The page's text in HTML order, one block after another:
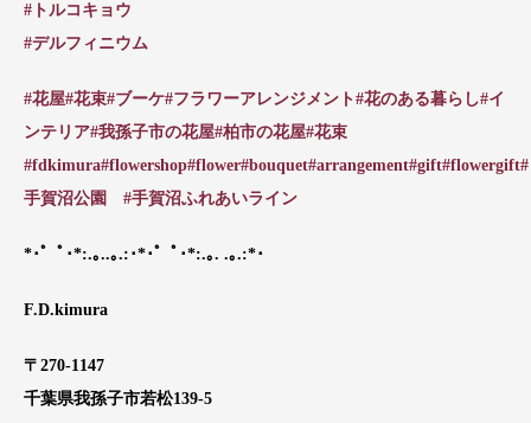
#トルコキョウ
#デルフィニウム
#花屋#花束#ブーケ#フラワーアレンジメント#花のある暮らし#イ
ンテリア#我孫子市の花屋#柏市の花屋#花束
#fdkimura#flowershop#flower#bouquet#arrangement#gift#flowergift#
手賀沼公園
#手賀沼ふれあいライン
*･゜ﾟ･*:.｡..｡.:･*･゜ﾟ･*:.｡. .｡.:*･
F.D.kimura
〒270-1147
千葉県我孫子市若松139-5